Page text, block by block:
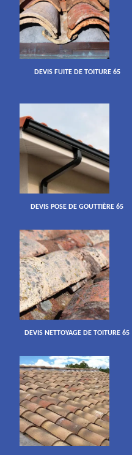
DEVIS FUITE DE TOITURE 65
DEVIS POSE DE GOUTTIÈRE 65
DEVIS NETTOYAGE DE TOITURE 65